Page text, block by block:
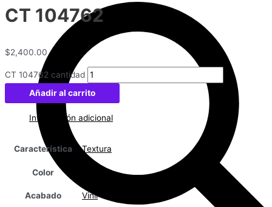
CT 104762
$2,400.00
CT 104762 cantidad
Añadir al carrito
Información adicional
Característica Textura
Color
Acabado Vinil